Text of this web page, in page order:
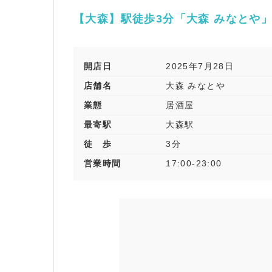
【大森】駅徒歩3分「大森 みなとや
開店日
2025年7月28日
店舗名
大森 みなとや
業態
居酒屋
最寄駅
大森駅
徒 歩
3分
営業時間
17:00-23:00